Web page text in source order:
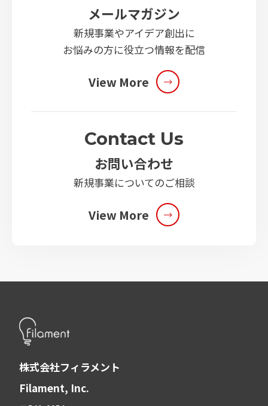
メールマガジン
新規事業やアイデア創出に
お悩みの方に役立つ情報を配信
View More
Contact Us
お問い合わせ
新規事業についてのご相談
View More
株式会社フィラメント
Filament, Inc.